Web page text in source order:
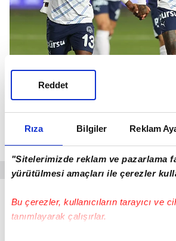
Rıza Bilgiler Reklam
"Sitelerimizde reklam ve pazarlama
yürütülmesi amaçları ile çerezler
Bu çerezler, kullanıcıların tarayıcı ve
tanımlayarak çalışırlar.
Reddet
Geçiş hücumlarının önünü erken
kaybedildiğinde kimin nerede